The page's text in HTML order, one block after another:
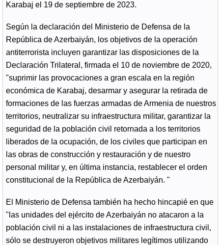
Karabaj el 19 de septiembre de 2023.
Según la declaración del Ministerio de Defensa de la
República de Azerbaiyán, los objetivos de la operación
antiterrorista incluyen garantizar las disposiciones de la
Declaración Trilateral, firmada el 10 de noviembre de 2020,
"suprimir las provocaciones a gran escala en la región
económica de Karabaj, desarmar y asegurar la retirada de
formaciones de las fuerzas armadas de Armenia de nuestros
territorios, neutralizar su infraestructura militar, garantizar la
seguridad de la población civil retornada a los territorios
liberados de la ocupación, de los civiles que participan en
las obras de construcción y restauración y de nuestro
personal militar y, en última instancia, restablecer el orden
constitucional de la República de Azerbaiyán. "
El Ministerio de Defensa también ha hecho hincapié en que
"las unidades del ejército de Azerbaiyán no atacaron a la
población civil ni a las instalaciones de infraestructura civil,
sólo se destruyeron objetivos militares legítimos utilizando